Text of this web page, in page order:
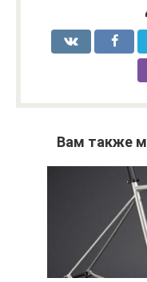
Вам также